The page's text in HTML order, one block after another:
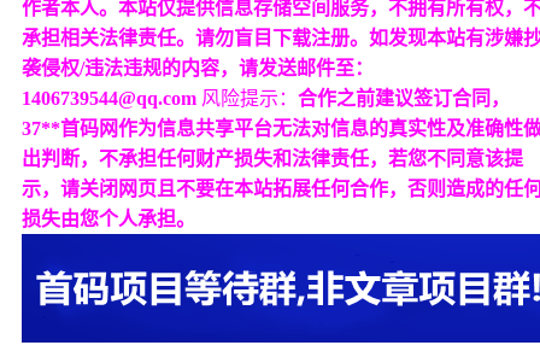
作者本人。本站仅提供信息存储空间服务，不拥有所有权，
承担相关法律责任。请勿盲目下载注册。如发现本站有涉嫌
袭侵权/违法违规的内容，请发送邮件至：
1406739544@qq.com 风险提示： 合作之前建议签订合同，
37**首码网作为信息共享平台无法对信息的真实性及准确性
出判断，不承担任何财产损失和法律责任，若您不同意该提
示，请关闭网页且不要在本站拓展任何合作，否则造成的任
损失由您个人承担。